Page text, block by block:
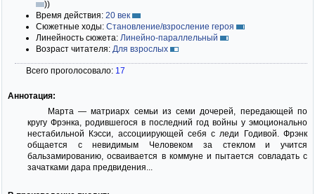
))
Время действия: 20 век
Сюжетные ходы: Становление/взросление героя
Линейность сюжета: Линейно-параллельный
Возраст читателя: Для взрослых
Всего проголосовало: 17
Аннотация:
Марта — матриарх семьи из семи дочерей, передающей по
кругу Фрэнка, родившегося в последний год войны у эмоционально
нестабильной Кэсси, ассоциирующей себя с леди Годивой. Фрэнк
общается с невидимым Человеком за стеклом и учится
бальзамированию, осваивается в коммуне и пытается совладать с
зачатками дара предвидения...